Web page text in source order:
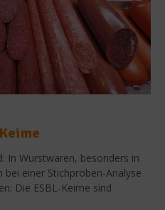
In Wurstwaren, besonders in
einer Stichproben-Analyse
Die ESBL-Keime sind